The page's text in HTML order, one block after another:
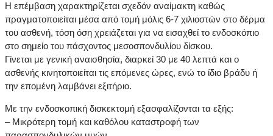
Η επέμβαση χαρακτηρίζεται σχεδόν αναίμακτη καθώς
πραγματοποιείται μέσα από τομή μόλις 6-7 χιλιοστών στο δέρμα
του ασθενή, τόση όση χρειάζεται για να εισαχθεί το ενδοσκόπιο
στο σημείο του πάσχοντος μεσοσπονδυλίου δίσκου.
Γίνεται με γενική αναισθησία, διαρκεί 30 με 40 λεπτά και ο
ασθενής κινητοποιείται τις επόμενες ώρες, ενώ το ίδιο βράδυ ή
την επομένη λαμβάνει εξιτήριο.
Με την ενδοσκοπική δισκεκτομή εξασφαλίζονται τα εξής:
– Μικρότερη τομή και καθόλου καταστροφή των